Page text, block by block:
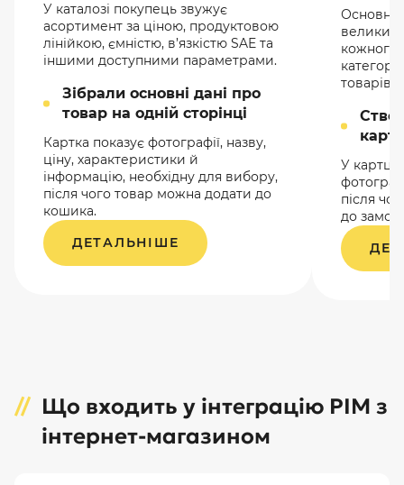
У каталозі покупець звужує
асортимент за ціною, продуктовою
лінійкою, ємністю, в’язкістю SAE та
іншими доступними параметрами.
Зібрали основні дані про
товар на одній сторінці
Картка показує фотографії, назву,
ціну, характеристики й
інформацію, необхідну для вибору,
після чого товар можна додати до
кошика.
ДЕТАЛЬНІШЕ
Основне
великих
кожного
товарів.
У картці
після
до
Що входить у інтеграцію PIM з
інтернет-магазином